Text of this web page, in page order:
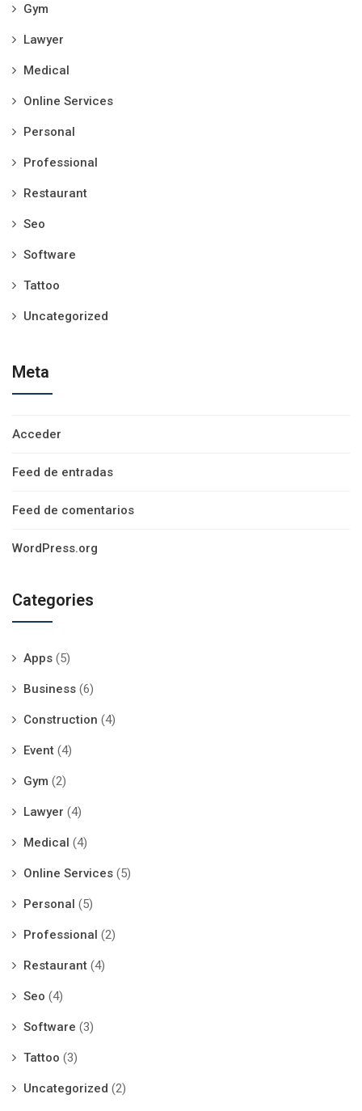
Gym
Lawyer
Medical
Online Services
Personal
Professional
Restaurant
Seo
Software
Tattoo
Uncategorized
Meta
Acceder
Feed de entradas
Feed de comentarios
WordPress.org
Categories
Apps (5)
Business (6)
Construction (4)
Event (4)
Gym (2)
Lawyer (4)
Medical (4)
Online Services (5)
Personal (5)
Professional (2)
Restaurant (4)
Seo (4)
Software (3)
Tattoo (3)
Uncategorized (2)